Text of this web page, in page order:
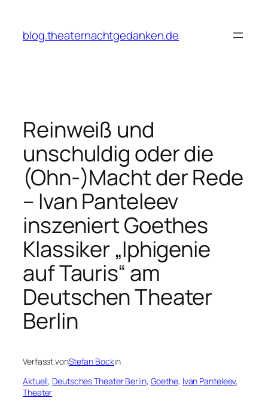
springen
blog.theaternachtgedanken.de
Reinweiß und
unschuldig oder die
(Ohn-)Macht der Rede
– Ivan Panteleev
inszeniert Goethes
Klassiker „Iphigenie
auf Tauris“ am
Deutschen Theater
Berlin
Verfasst vonStefan Bockin
Aktuell, Deutsches Theater Berlin, Goethe, Ivan Panteleev
Theater